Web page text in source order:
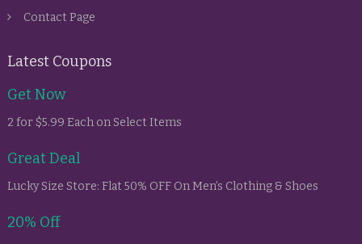
Contact Page
Latest Coupons
Get Now
2 for $5.99 Each on Select Items
Great Deal
Lucky Size Store: Flat 50% OFF On Men’s Clothing & Shoes
20% Off